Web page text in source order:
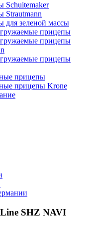
Schuitemaker
Strautmann
для зеленой массы
прицепы
прицепы
прицепы
прицепы
прицепы Krone
SHZ NAVI